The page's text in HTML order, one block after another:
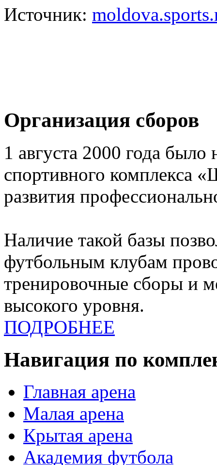
Источник:
Организация сборов
1 августа 2000 года было
спортивного комплекса
развития
Наличие такой базы
футбольным клубам
тренировочные сборы и
высокого уровня.
ПОДРОБНЕЕ
Навигация по
Главная арена
Малая арена
Крытая арена
Академия футбола